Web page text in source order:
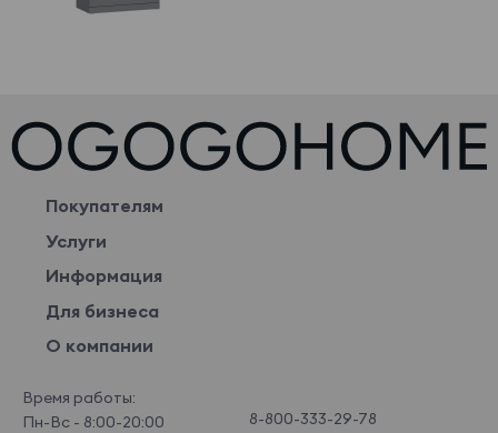
Покупателям
Услуги
Информация
Для бизнеса
О компании
Время работы:
Пн-Вс - 8:00-20:00
8-800-333-29-78